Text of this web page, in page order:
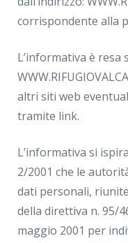
corrispondente alla
L’informativa è resa
altri siti web
tramite link.
L’informativa si
2/2001 che le
dati personali,
della direttiva n. 95/
maggio 2001 per